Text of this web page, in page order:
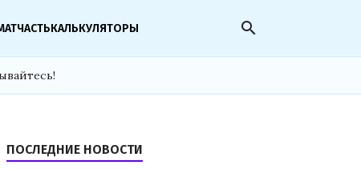
КАЛЬКУЛЯТОРЫ search
ПОСЛЕДНИЕ НОВОСТИ